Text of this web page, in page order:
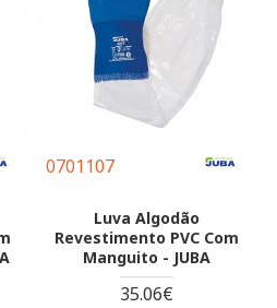
0701107
Luva Algodão
Revestimento PVC Com
Manguito - JUBA
35.06€